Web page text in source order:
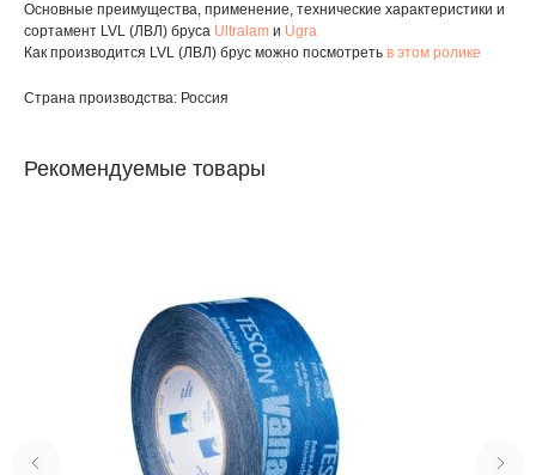
Основные преимущества, применение, технические характеристики и
сортамент LVL (ЛВЛ) бруса Ultralam и Ugra
Как производится LVL (ЛВЛ) брус можно посмотреть в этом ролике
Страна производства: Россия
Рекомендуемые товары